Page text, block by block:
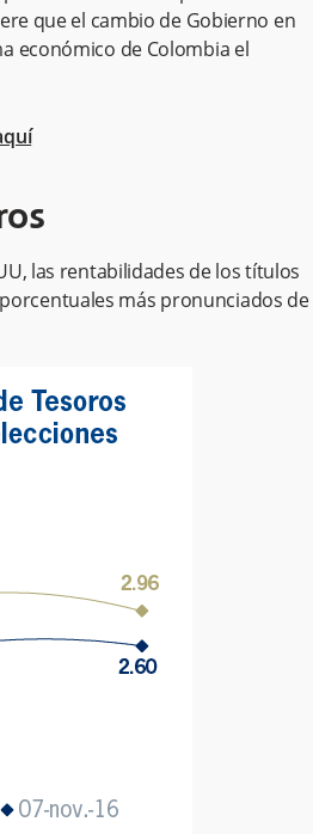
que el cambio de Gobierno en
económico de Colombia el
las rentabilidades de los títulos
más pronunciados de